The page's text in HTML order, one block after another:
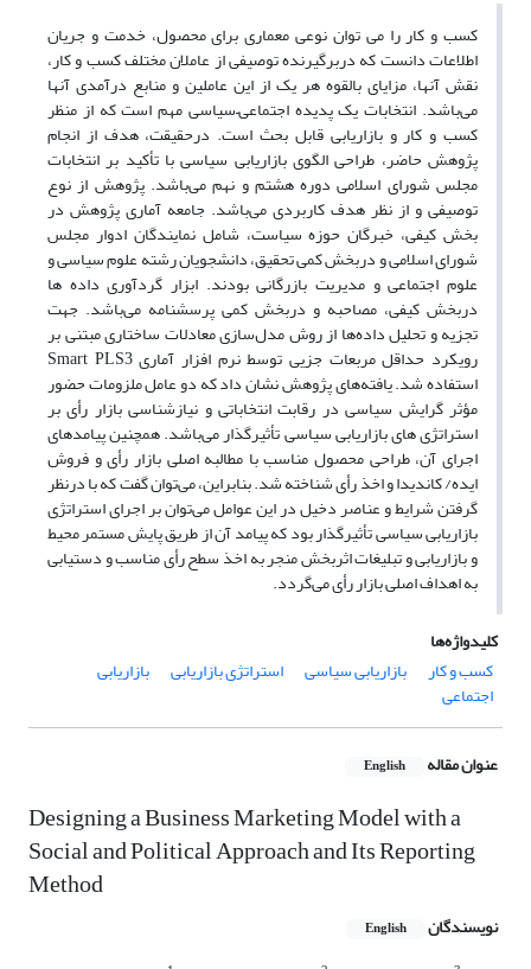
کسب و کار را می توان نوعی معماری برای محصول، خدمت و جریان
اطلاعات دانست که دربرگیرنده توصیفی از عاملان مختلف کسب و کار،
نقش آنها، مزایای بالقوه هر یک از این عاملین و منابع درآمدی آنها
می‌باشد. انتخابات یک پدیده اجتماعی–سیاسی مهم است که از منظر
کسب و کار و بازاریابی قابل بحث است. درحقیقت، هدف از انجام
پژوهش حاضر، طراحی الگوی بازاریابی سیاسی با تأکید بر انتخابات
مجلس شورای اسلامی دوره هشتم و نهم می‌باشد. پژوهش از نوع
توصیفی و از نظر هدف کاربردی می‌باشد. جامعه آماری پژوهش در
بخش کیفی، خبرگان حوزه سیاست، شامل نمایندگان ادوار مجلس
شورای اسلامی و دربخش کمی تحقیق، دانشجویان رشته علوم سیاسی و
علوم اجتماعی و مدیریت بازرگانی بودند. ابزار گردآوری داده ها
دربخش کیفی، مصاحبه و دربخش کمی پرسشنامه می‌باشد. جهت
تجزیه و تحلیل داده‌ها از روش مدل‌سازی معادلات ساختاری مبتنی بر
رویکرد حداقل مربعات جزیی توسط نرم افزار آماری Smart PLS3
استفاده شد. یافته‌های پژوهش نشان داد که دو عامل ملزومات حضور
مؤثر گرایش سیاسی در رقابت انتخاباتی و نیازشناسی بازار رأی بر
استراتژی های بازاریابی سیاسی تأثیرگذار می‌باشد. همچنین پیامدهای
اجرای آن، طراحی محصول مناسب با مطالبه اصلی بازار رأی و فروش
ایده/ کاندیدا و اخذ رأی شناخته شد. بنابراین، می‌توان گفت که با درنظر
گرفتن شرایط و عناصر دخیل در این عوامل می‌توان بر اجرای استراتژی
بازاریابی سیاسی تأثیرگذار بود که پیامد آن از طریق پایش مستمر محیط
و بازاریابی و تبلیغات اثربخش منجر به اخذ سطح رأی مناسب و دستیابی
به اهداف اصلی بازار رأی می‌گردد.
کلیدواژه‌ها
کسب و کار
بازاریابی سیاسی استراتژی بازاریابی بازاریابی
اجتماعی
عنوان مقاله English
Designing a Business Marketing Model with a
Social and Political Approach and Its Reporting
Method
نویسندگان English